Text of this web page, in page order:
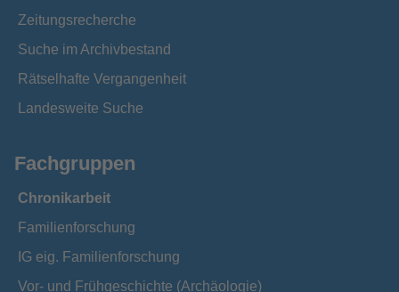
Zeitungsrecherche
Suche im Archivbestand
Rätselhafte Vergangenheit
Landesweite Suche
Fachgruppen
Chronikarbeit
Familienforschung
IG eig. Familienforschung
Vor- und Frühgeschichte (Archäologie)